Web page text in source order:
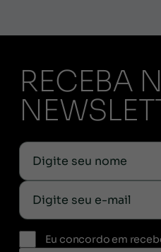
RECEBA
Eu concordo em